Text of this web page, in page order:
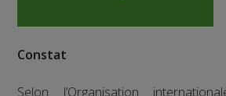
Constat
Selon l’Organisation